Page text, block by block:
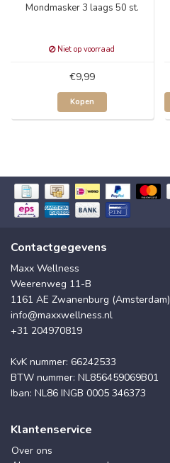
Mondmasker 3 laags 50 st.
Niet op voorraad
€9,99
Kopen
Contactgegevens
Maxx Wellness
Weerenweg 11-B
1161 AE Zwanenburg (Amsterdam)
info@maxxwellness.nl
+31 204970819
KvK nummer: 66242533
BTW nummer: NL856459069B01
Iban: NL86 INGB 0005 346373
Klantenservice
Over ons